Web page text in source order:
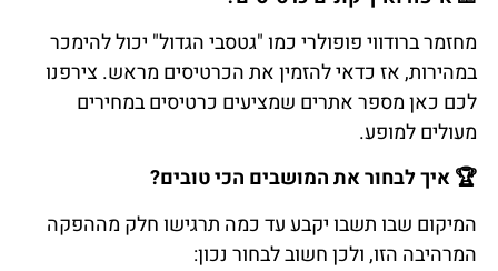
מחזמר ברודווי פופולרי כמו "גטסבי הגדול" יכול להימכר
במהירות, אז כדאי להזמין את הכרטיסים מראש. צירפנו
לכם כאן מספר אתרים שמציעים כרטיסים במחירים
מעולים למופע.
🏆איךלבחוראתהמושבים הכיטובים?
המיקום שבו תשבו יקבע עד כמה תרגישו חלק מההפקה
המרהיבה הזו, ולכן חשוב לבחור נכון: